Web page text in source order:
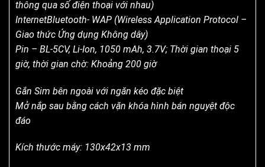
thông qua số điện thoại với nhau)
InternetBluetooth- WAP (Wireless Application Protocol –
Giao thức Ứng dụng Không dây)
Pin – BL-5CV, Li-Ion, 1050 mAh, 3.7V; Thời gian thoại 5
giờ, thời gian chờ: Khoảng 200 giờ
Gắn Sim bên ngoài với ngăn kéo đặc biệt
Mở nắp sau bằng cách vặn khóa hình bán nguyệt độc
đáo
Kích thước máy: 130x42x13 mm